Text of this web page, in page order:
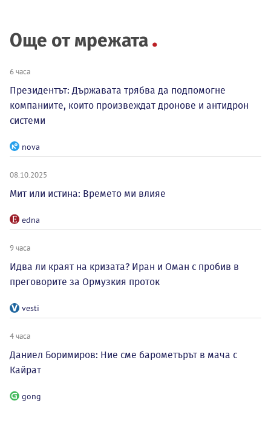
Още от мрежата
6 часа
Президентът: Държавата трябва да подпомогне
компаниите, които произвеждат дронове и антидрон
системи
nova
08.10.2025
Мит или истина: Времето ми влияе
edna
9 часа
Идва ли краят на кризата? Иран и Оман с пробив в
преговорите за Ормузкия проток
vesti
4 часа
Даниел Боримиров: Ние сме барометърът в мача с
Кайрат
gong